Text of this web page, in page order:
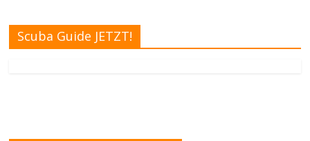
Scuba Guide JETZT!